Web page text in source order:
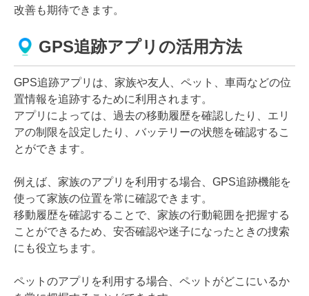
改善も期待できます。
GPS追跡アプリの活用方法
GPS追跡アプリは、家族や友人、ペット、車両などの位
置情報を追跡するために利用されます。
アプリによっては、過去の移動履歴を確認したり、エリ
アの制限を設定したり、バッテリーの状態を確認するこ
とができます。
例えば、家族のアプリを利用する場合、GPS追跡機能を
使って家族の位置を常に確認できます。
移動履歴を確認することで、家族の行動範囲を把握する
ことができるため、安否確認や迷子になったときの捜索
にも役立ちます。
ペットのアプリを利用する場合、ペットがどこにいるか